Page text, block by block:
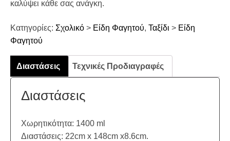
καλύψει κάθε σας ανάγκη.
Κατηγορίες: Σχολικό > Είδη Φαγητού, Ταξίδι > Είδη
Φαγητού
Διαστάσεις Τεχνικές Προδιαγραφές
Διαστάσεις
Χωρητικότητα: 1400 ml
Διαστάσεις: 22cm x 148cm x8.6cm.